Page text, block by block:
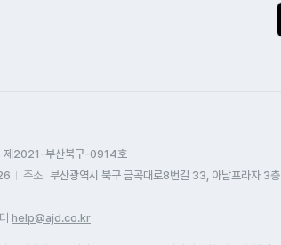
연결해서 잘 사용하고 있습니다. 사은품
지급도 설치 다음날 지급되었구요
자주 이용하게 될것 같네요 ^^
제2021-부산북구-0914호
주소 부산광역시 북구 금곡대로8번길 33, 아남프라자 3층
help@ajd.co.kr